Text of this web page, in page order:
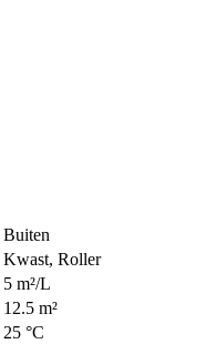
Buiten
Kwast, Roller
5 m²/L
12.5 m²
25 °C